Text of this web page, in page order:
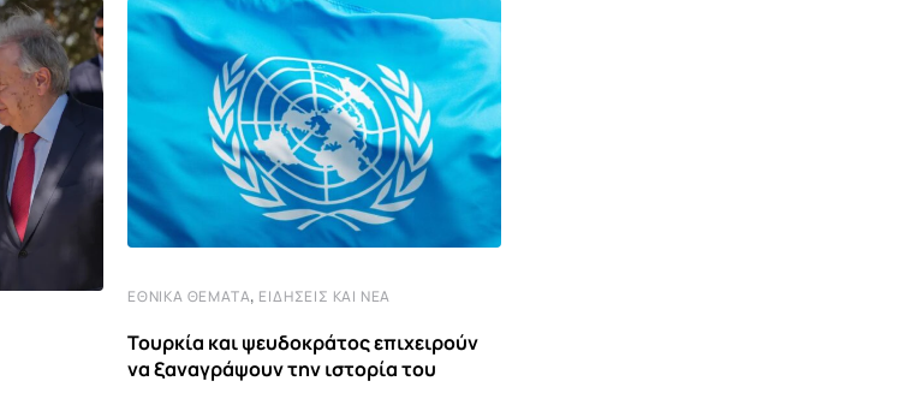
ΕΘΝΙΚΆ ΘΈΜΑΤΑ, ΕΙΔΉΣΕΙΣ ΚΑΙ ΝΈΑ
Τουρκία και ψευδοκράτος επιχειρούν
να ξαναγράψουν την ιστορία του